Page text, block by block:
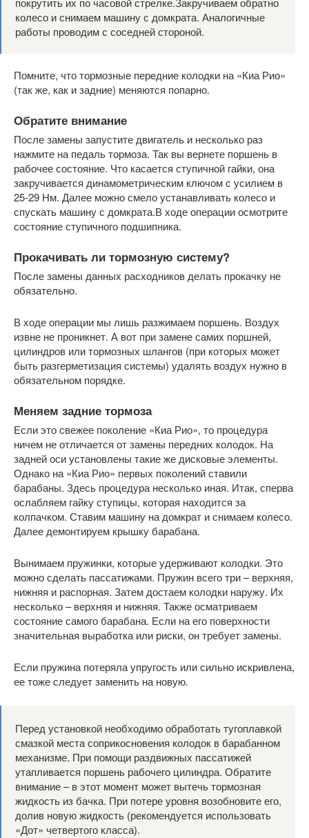
колесо и снимаем машину с домкрата. Аналогичные
работы проводим с соседней стороной.
Помните, что тормозные передние колодки на «Киа Рио»
(так же, как и задние) меняются попарно.
Обратите внимание
После замены запустите двигатель и несколько раз
нажмите на педаль тормоза. Так вы вернете поршень в
рабочее состояние. Что касается ступичной гайки, она
закручивается динамометрическим ключом с усилием в
25-29 Нм. Далее можно смело устанавливать колесо и
спускать машину с домкрата.В ходе операции осмотрите
состояние ступичного подшипника.
Прокачивать ли тормозную систему?
После замены данных расходников делать прокачку не
обязательно.
В ходе операции мы лишь разжимаем поршень. Воздух
извне не проникнет. А вот при замене самих поршней,
цилиндров или тормозных шлангов (при которых может
быть разгерметизация системы) удалять воздух нужно в
обязательном порядке.
Меняем задние тормоза
Если это свежее поколение «Киа Рио», то процедура
ничем не отличается от замены передних колодок. На
задней оси установлены такие же дисковые элементы.
Однако на «Киа Рио» первых поколений ставили
барабаны. Здесь процедура несколько иная. Итак, сперва
ослабляем гайку ступицы, которая находится за
колпачком. Ставим машину на домкрат и снимаем колесо.
Далее демонтируем крышку барабана.
Вынимаем пружинки, которые удерживают колодки. Это
можно сделать пассатижами. Пружин всего три – верхняя,
нижняя и распорная. Затем достаем колодки наружу. Их
несколько – верхняя и нижняя. Также осматриваем
состояние самого барабана. Если на его поверхности
значительная выработка или риски, он требует замены.
Если пружина потеряла упругость или сильно искривлена,
ее тоже следует заменить на новую.
Перед установкой необходимо обработать тугоплавкой
смазкой места соприкосновения колодок в барабанном
механизме. При помощи раздвижных пассатижей
утапливается поршень рабочего цилиндра. Обратите
внимание – в этот момент может вытечь тормозная
жидкость из бачка. При потере уровня возобновите его,
долив новую жидкость (рекомендуется использовать
«Дот» четвертого класса).